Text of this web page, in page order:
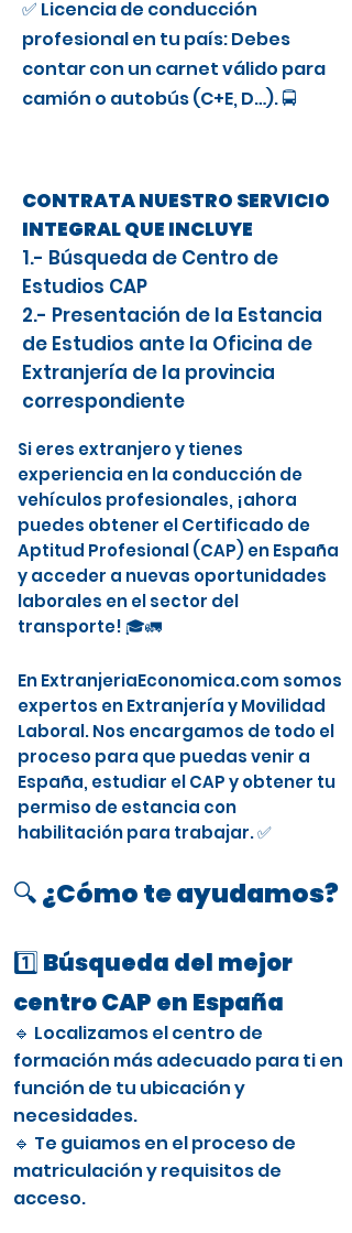
✅ Licencia de conducción
profesional en tu país: Debes
contar con un carnet válido para
camión o autobús (C+E, D…). 🚍
CONTRATA NUESTRO SERVICIO
INTEGRAL QUE INCLUYE
1.- Búsqueda de Centro de
Estudios CAP
2.- Presentación de la Estancia
de Estudios ante la Oficina de
Extranjería de la provincia
correspondiente
Si eres extranjero y tienes
experiencia en la conducción de
vehículos profesionales, ¡ahora
puedes obtener el Certificado de
Aptitud Profesional (CAP) en España
y acceder a nuevas oportunidades
laborales en el sector del
transporte! 🎓🚛
En ExtranjeriaEconomica.com somos
expertos en Extranjería y Movilidad
Laboral. Nos encargamos de todo el
proceso para que puedas venir a
España, estudiar el CAP y obtener tu
permiso de estancia con
habilitación para trabajar. ✅
🔍 ¿Cómo te ayudamos?
1️⃣ Búsqueda del mejor
centro CAP en España
🔹 Localizamos el centro de
formación más adecuado para ti en
función de tu ubicación y
necesidades.
🔹 Te guiamos en el proceso de
matriculación y requisitos de
acceso.